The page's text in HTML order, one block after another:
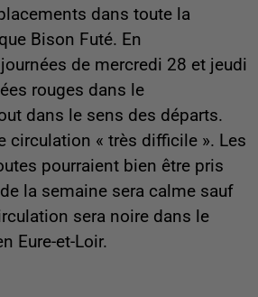
dans toute la
Bison Futé. En
de mercredi 28 et jeudi
rouges dans le
dans le sens des départs.
circulation « très difficile ». Les
pourraient bien être pris
la semaine sera calme sauf
sera noire dans le
Eure-et-Loir.